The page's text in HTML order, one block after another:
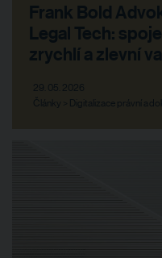
Frank Bold
Legal Tech:
zrychlí a zlevní
29. 05. 2026
Články > Digitalizace právní a